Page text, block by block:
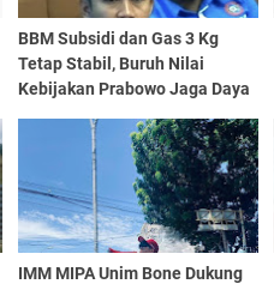
BBM Subsidi dan Gas 3 Kg
Tetap Stabil, Buruh Nilai
Kebijakan Prabowo Jaga Daya
IMM MIPA Unim Bone Dukung